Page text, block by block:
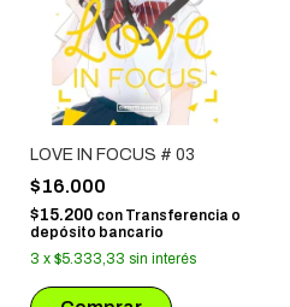
LOVE IN FOCUS # 03
$16.000
$15.200 con Transferencia o
depósito bancario
3 x $5.333,33 sin interés